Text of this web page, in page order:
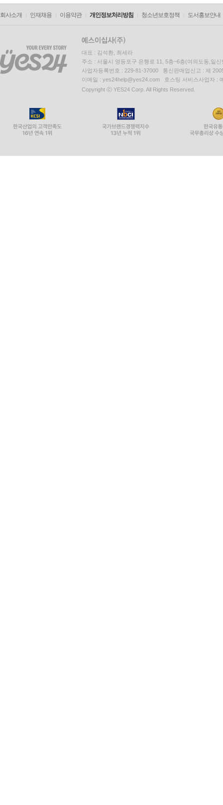
회사소개 인재채용 이용약관 개인정보처리방침 청소년보호정책 도서홍보안내
대표 : 김석환, 최세라
주소 : 서울시 영등포구 은행로 11, 5층~6층(여의도동,일신
사업자등록번호 : 229-81-37000 통신판매업신고 : 제
이메일 : yes24help@yes24.com 호스팅 서비스사업자 :
Copyright ⓒ YES24 Corp. All Rights Reserved.